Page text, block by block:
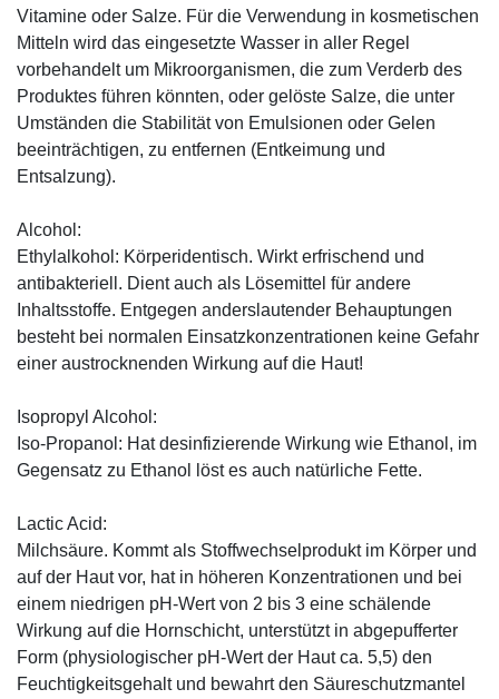
Vitamine oder Salze. Für die Verwendung in kosmetischen
Mitteln wird das eingesetzte Wasser in aller Regel
vorbehandelt um Mikroorganismen, die zum Verderb des
Produktes führen könnten, oder gelöste Salze, die unter
Umständen die Stabilität von Emulsionen oder Gelen
beeinträchtigen, zu entfernen (Entkeimung und
Entsalzung).
Alcohol:
Ethylalkohol: Körperidentisch. Wirkt erfrischend und
antibakteriell. Dient auch als Lösemittel für andere
Inhaltsstoffe. Entgegen anderslautender Behauptungen
besteht bei normalen Einsatzkonzentrationen keine Gefahr
einer austrocknenden Wirkung auf die Haut!
Isopropyl Alcohol:
Iso-Propanol: Hat desinfizierende Wirkung wie Ethanol, im
Gegensatz zu Ethanol löst es auch natürliche Fette.
Lactic Acid:
Milchsäure. Kommt als Stoffwechselprodukt im Körper und
auf der Haut vor, hat in höheren Konzentrationen und bei
einem niedrigen pH-Wert von 2 bis 3 eine schälende
Wirkung auf die Hornschicht, unterstützt in abgepufferter
Form (physiologischer pH-Wert der Haut ca. 5,5) den
Feuchtigkeitsgehalt und bewahrt den Säureschutzmantel